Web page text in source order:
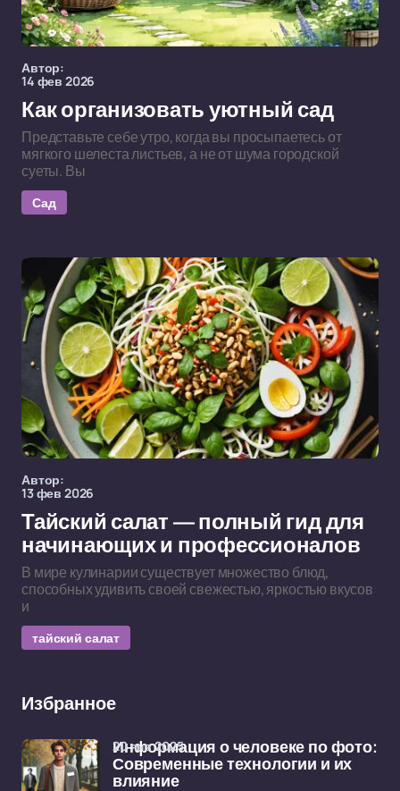
Автор:
14 фев 2026
Как организовать уютный сад
Представьте себе утро, когда вы просыпаетесь от
мягкого шелеста листьев, а не от шума городской
суеты. Вы
Сад
Автор:
13 фев 2026
Тайский салат — полный гид для
начинающих и профессионалов
В мире кулинарии существует множество блюд,
способных удивить своей свежестью, яркостью вкусов
и
тайский салат
Избранное
Информация о человеке по фото:
Современные технологии и их
влияние
20 янв 2025